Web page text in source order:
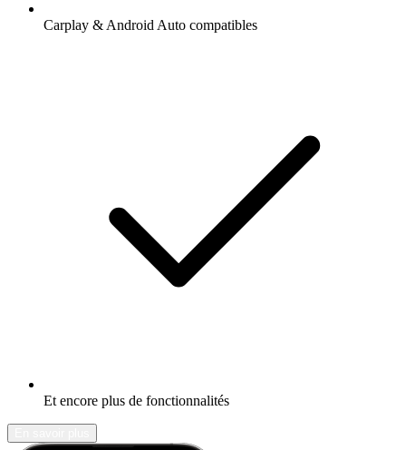
Carplay & Android Auto compatibles
Et encore plus de fonctionnalités